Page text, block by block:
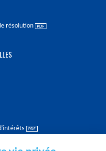
résolution